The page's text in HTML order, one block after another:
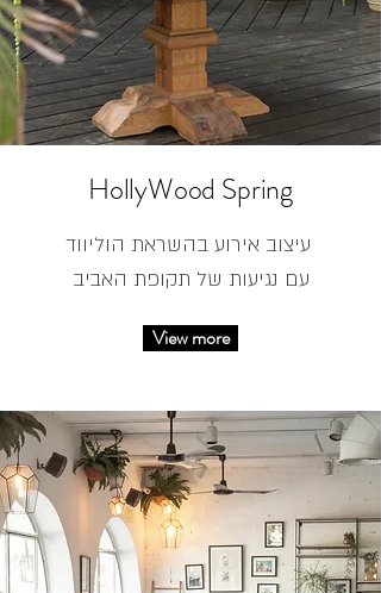
HollyWood Spring
עם נגיעות של תקופת האביב
View more